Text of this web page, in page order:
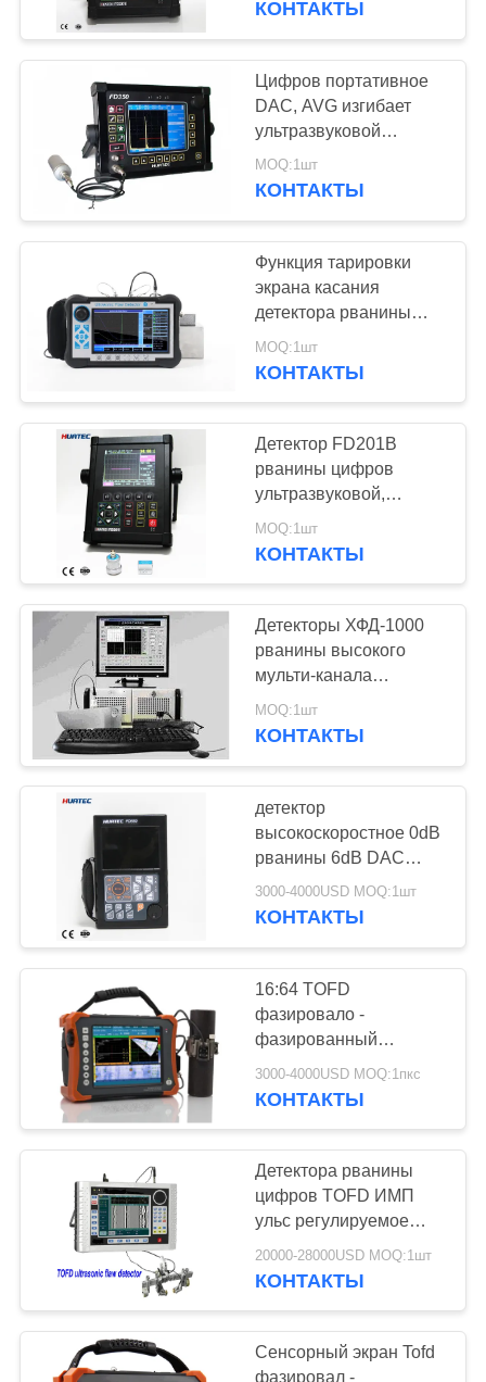
КОНТАКТЫ
Цифров портативное
DAC, AVG изгибает
ультразвуковой
детектор FD350USM60
рванины детектора
MOQ:1шт
КОНТАКТЫ
Функция тарировки
экрана касания
детектора рванины
карты Сд портативная
ультразвуковая
MOQ:1шт
КОНТАКТЫ
Детектор FD201B
рванины цифров
ультразвуковой,
ультразвуковой
детектор, NDT, UT,
MOQ:1шт
КОНТАКТЫ
Детекторы ХФД-1000
рванины высокого
мульти-канала
стабильности
ультразвуковые с 2 до
MOQ:1шт
КОНТАКТЫ
детектор
высокоскоростное 0dB
рванины 6dB DAC
цифров
ультразвуковой - 130dB
3000-4000USD MOQ:1шт
КОНТАКТЫ
16:64 TOFD
фазировало -
фазированный
детектор рванины
массива
массива
3000-4000USD MOQ:1пкс
КОНТАКТЫ
Детектора рванины
цифров TOFD ИМП
ульс регулируемое
TOFD400
прямоугольной волны
20000-28000USD MOQ:1шт
КОНТАКТЫ
Сенсорный экран Tofd
фазировал -